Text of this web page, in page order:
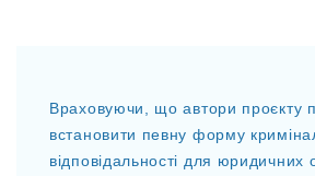
Враховуючи, що автори проєкту
встановити певну форму
відповідальності для юридичних